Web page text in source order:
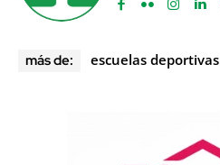
más de: escuelas deportivas